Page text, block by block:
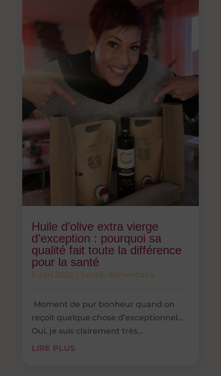
Huile d’olive extra vierge
d’exception : pourquoi sa
qualité fait toute la différence
pour la santé
6 Jan 2026 | Santé, Alimentaire
Moment de pur bonheur quand on
reçoit quelque chose d’exceptionnel…
Oui, je suis clairement très...
LIRE PLUS